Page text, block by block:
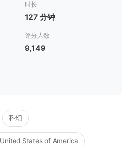
时长
127 分钟
评分人数
9,149
科幻
United States of America